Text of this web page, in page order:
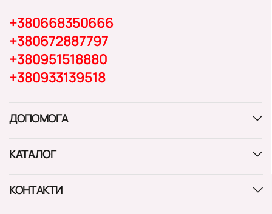
+380668350666
+380672887797
+380951518880
+380933139518
ДОПОМОГА
КАТАЛОГ
КОНТАКТИ